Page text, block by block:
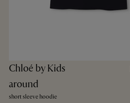
Chloé by Kids
around
short sleeve hoodie